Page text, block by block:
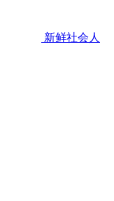
新鲜社会人